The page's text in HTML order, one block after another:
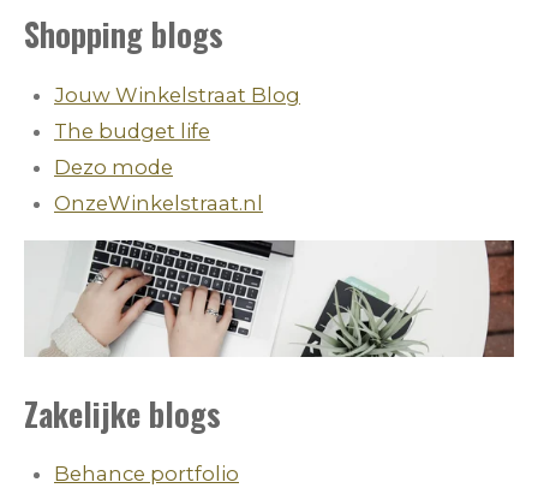
Shopping blogs
Jouw Winkelstraat Blog
The budget life
Dezo mode
OnzeWinkelstraat.nl
Zakelijke blogs
Behance portfolio